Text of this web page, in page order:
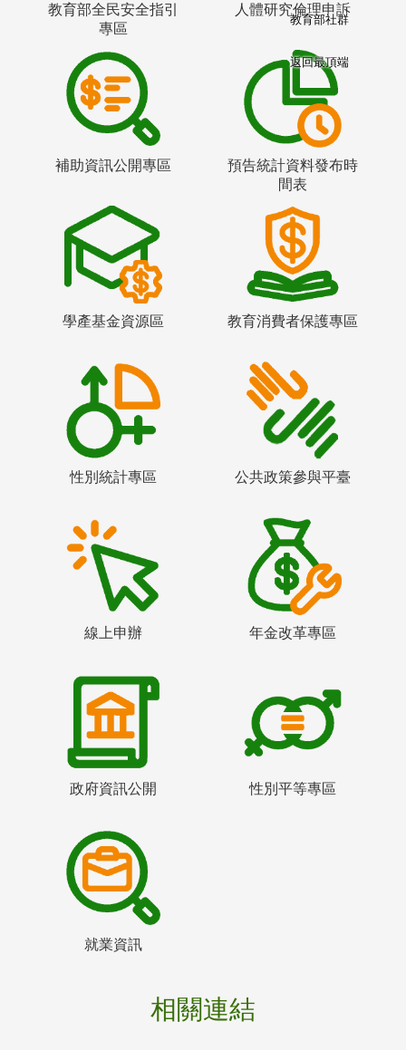
教育部全民安全指引
專區
人體研究倫理申訴
補助資訊公開專區
預告統計資料發布時
間表
學產基金資源區 教育消費者保護專區
性別統計專區 公共政策參與平臺
線上申辦 年金改革專區
政府資訊公開 性別平等專區
就業資訊
相關連結
教育部社群
返回最頂端